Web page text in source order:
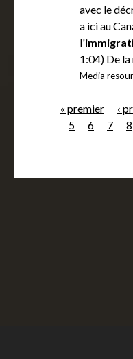
avec le
a ici au
l'
1:04) De la
Media
g
« premier ‹
5
6 7 8